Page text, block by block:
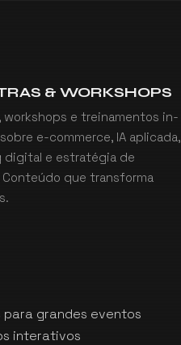
& WORKSHOPS
workshops e treinamentos in-
e-commerce, IA aplicada,
digital e estratégia de
que transforma
para grandes eventos
interativos